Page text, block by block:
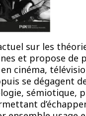
sur les
et propose de
cinéma,
se dégagent
sémiotique,